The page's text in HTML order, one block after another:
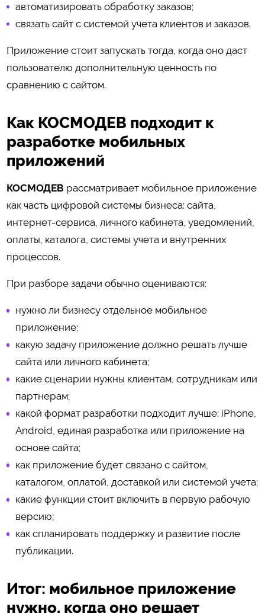
автоматизировать обработку заказов;
связать сайт с системой учета клиентов и заказов.
Приложение стоит запускать тогда, когда оно даст
пользователю дополнительную ценность по
сравнению с сайтом.
Как КОСМОДЕВ подходит к
разработке мобильных
приложений
КОСМОДЕВ рассматривает мобильное приложение
как часть цифровой системы бизнеса: сайта,
интернет-сервиса, личного кабинета, уведомлений,
оплаты, каталога, системы учета и внутренних
процессов.
При разборе задачи обычно оцениваются:
нужно ли бизнесу отдельное мобильное
приложение;
какую задачу приложение должно решать лучше
сайта или личного кабинета;
какие сценарии нужны клиентам, сотрудникам или
партнерам;
какой формат разработки подходит лучше: iPhone,
Android, единая разработка или приложение на
основе сайта;
как приложение будет связано с сайтом,
каталогом, оплатой, доставкой или системой учета;
какие функции стоит включить в первую рабочую
версию;
как спланировать поддержку и развитие после
публикации.
Итог: мобильное приложение
нужно, когда оно решает